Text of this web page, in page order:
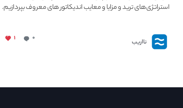
استراتژی‌های ترید و مزایا و معایب اندیکاتور های معروف بپردازیم.
نااریب ۰ ۱